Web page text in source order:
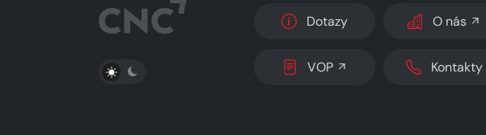
PŘEPNOUT SVĚTLÝ/TMAVÝ REŽIM
Dotazy O nás
VOP Kontakty